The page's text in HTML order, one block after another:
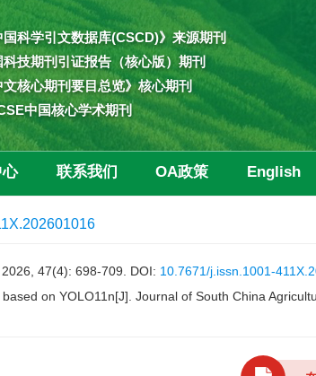
国科学引文数据库(CSCD)》来源期刊
科技期刊引证报告（核心版）期刊
文核心期刊要目总览》核心期刊
中国核心学术期刊
联系我们 OA政策 English
47(4): 698-709. DOI: 10.7671/j.issn.1001-
on YOLO11n[J]. Journal of South China